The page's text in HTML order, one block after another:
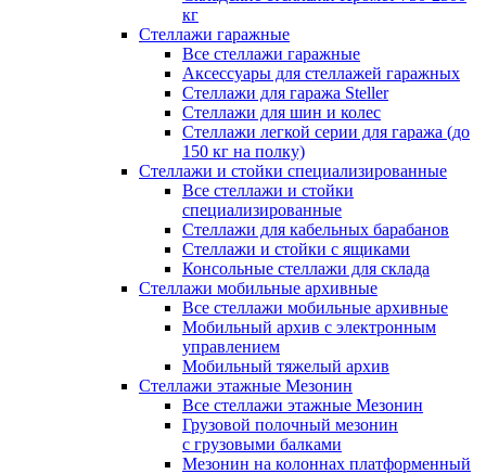
кг
Стеллажи гаражные
Все стеллажи гаражные
Аксессуары для стеллажей гаражных
Стеллажи для гаража Steller
Стеллажи для шин и колес
Стеллажи легкой серии для гаража (до
150 кг на полку)
Стеллажи и стойки специализированные
Все стеллажи и стойки
специализированные
Стеллажи для кабельных барабанов
Стеллажи и стойки с ящиками
Консольные стеллажи для склада
Стеллажи мобильные архивные
Все стеллажи мобильные архивные
Мобильный архив с электронным
управлением
Мобильный тяжелый архив
Стеллажи этажные Мезонин
Все стеллажи этажные Мезонин
Грузовой полочный мезонин
с грузовыми балками
Мезонин на колоннах платформенный